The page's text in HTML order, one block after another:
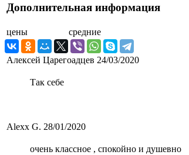
Дополнительная информация
цены средние
Алексей Царегоадцев 24/03/2020
Так себе
Alexx G. 28/01/2020
очень классное , спокойно и душевно